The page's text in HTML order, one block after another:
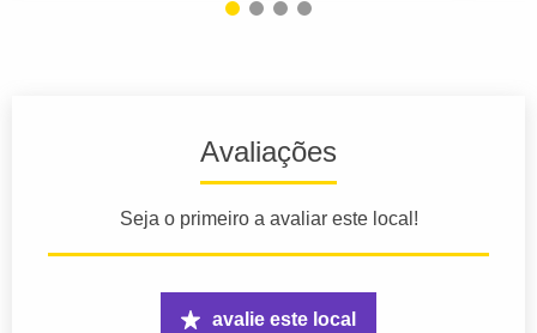
Avaliações
Seja o primeiro a avaliar este local!
avalie este local